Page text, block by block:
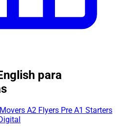
para
A2 Flyers Pre A1 Starters